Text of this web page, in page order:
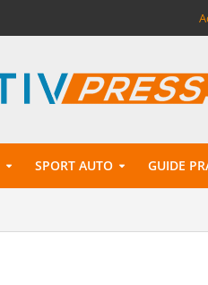
SPORT AUTO GUIDE